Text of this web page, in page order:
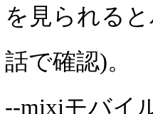
を見られる
話で確認)。
--mixiモバイ